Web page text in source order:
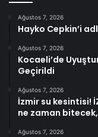
Ağustos 7, 2026
Hayko Cepkin’i
Ağustos 7, 2026
Kocaeli’de
Geçirildi
Ağustos 7, 2026
İzmir su kesintisi!
ne zaman
Ağustos 7, 2026